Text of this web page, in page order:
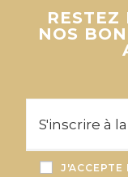
RESTEZ
NOS
J'ACCEPTE